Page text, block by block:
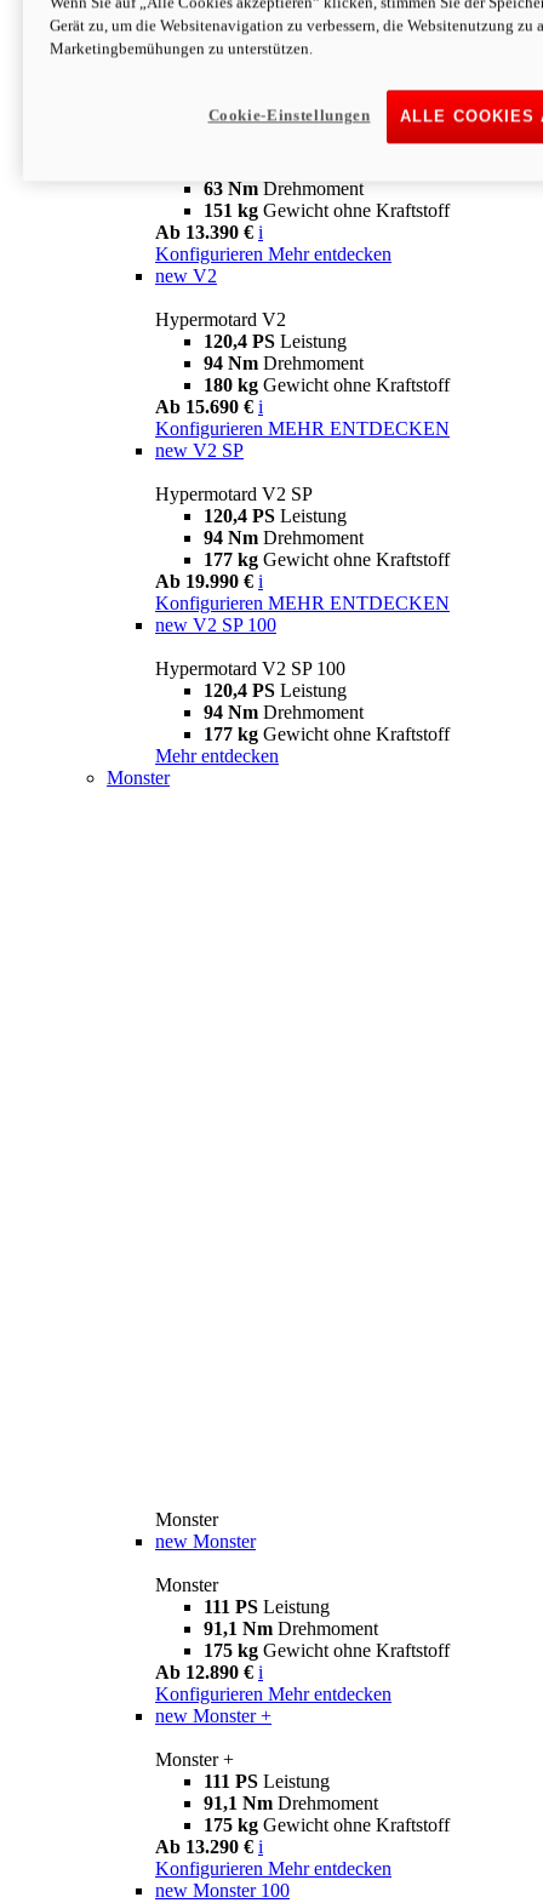
63 NmDrehmoment
151 kgGewicht ohne Kraftstoff
Ab 13.890 € i
63 Nm Drehmoment
151 kg Gewicht ohne Kraftstoff
Ab 13.390 € i
Konfigurieren Mehr entdecken
new V2
Hypermotard V2
120,4 PS Leistung
94 Nm Drehmoment
180 kg Gewicht ohne Kraftstoff
Ab 15.690 € i
Konfigurieren MEHR ENTDECKEN
new V2 SP
Hypermotard V2 SP
120,4 PS Leistung
94 Nm Drehmoment
177 kg Gewicht ohne Kraftstoff
Ab 19.990 € i
Konfigurieren MEHR ENTDECKEN
new V2 SP 100
Hypermotard V2 SP 100
120,4 PS Leistung
94 Nm Drehmoment
177 kg Gewicht ohne Kraftstoff
Mehr entdecken
Monster
Monster
new Monster
Monster
111 PS Leistung
91,1 Nm Drehmoment
175 kg Gewicht ohne Kraftstoff
Ab 12.890 € i
Konfigurieren Mehr entdecken
new Monster +
Monster +
111 PS Leistung
91,1 Nm Drehmoment
175 kg Gewicht ohne Kraftstoff
Ab 13.290 € i
Konfigurieren Mehr entdecken
new Monster 100
Gerät zu, um die Websitenavigation zu verbessern, die Websitenutzung zu
Marketingbemühungen zu unterstützen.
ALLE COOKIES
Cookie-Einstellungen